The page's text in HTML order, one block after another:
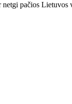
pačios Lietuvos